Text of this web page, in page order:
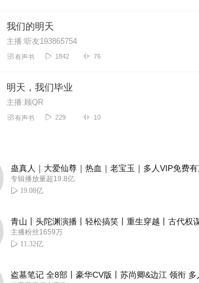
我们的明天
主播:听友193865754
有声书 1842 76
明天，我们毕业
主播:顾QR
有声书 229 10
蛊真人｜大爱仙尊｜热血｜老宝玉｜多人VIP免费有
专辑播放量超19.8亿
19.08亿
青山丨头陀渊演播丨轻松搞笑丨重生穿越丨古代权
主播粉丝1659万
11.32亿
盗墓笔记 全8部丨豪华CV版丨苏尚卿&边江 领衔